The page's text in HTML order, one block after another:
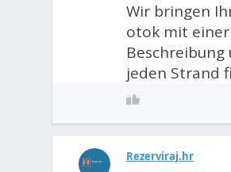
Wir bringen
otok mit
jeden Strand
Rezerviraj.hr